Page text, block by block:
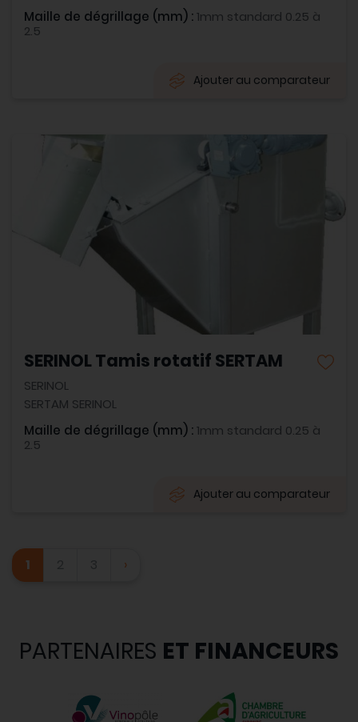
Maille de dégrillage (mm) :1mm standard 0.25 à
2.5
Ajouter au comparateur
SERINOL Tamis rotatif SERTAM
SERINOL
SERTAM SERINOL
Maille de dégrillage (mm) :1mm standard 0.25 à
2.5
Ajouter au comparateur
1 ›
PARTENAIRES ET FINANCEURS